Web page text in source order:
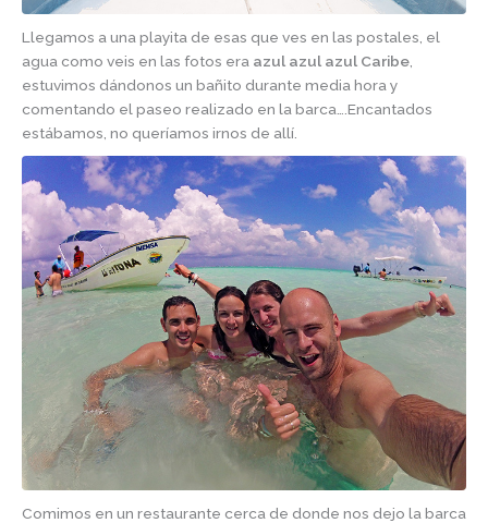
Llegamos a una playita de esas que ves en las postales, el
agua como veis en las fotos era azul azul azul Caribe,
estuvimos dándonos un bañito durante media hora y
comentando el paseo realizado en la barca….Encantados
estábamos, no queríamos irnos de allí.
Comimos en un restaurante cerca de donde nos dejo la barca